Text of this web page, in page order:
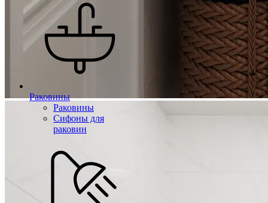
Раковины
Раковины
Сифоны для
раковин